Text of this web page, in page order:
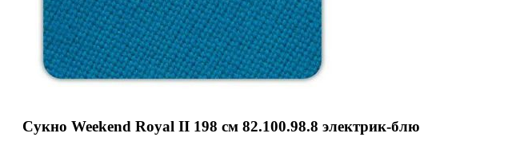
Сукно Weekend Royal II 198 см 82.100.98.8 электрик-блю